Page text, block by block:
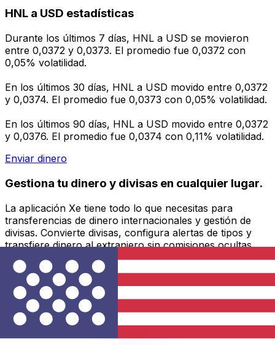
HNL a USD estadísticas
Durante los últimos 7 días, HNL a USD se movieron
entre 0,0372 y 0,0373. El promedio fue 0,0372 con
0,05% volatilidad.
En los últimos 30 días, HNL a USD movido entre 0,0372
y 0,0374. El promedio fue 0,0373 con 0,05% volatilidad.
En los últimos 90 días, HNL a USD movido entre 0,0372
y 0,0376. El promedio fue 0,0374 con 0,11% volatilidad.
Enviar dinero
Gestiona tu dinero y divisas en cualquier lugar.
La aplicación Xe tiene todo lo que necesitas para
transferencias de dinero internacionales y gestión de
divisas. Convierte divisas, configura alertas de tipos y
transfiere dinero al extranjero sin comisiones ocultas.
¡Descarga hoy!